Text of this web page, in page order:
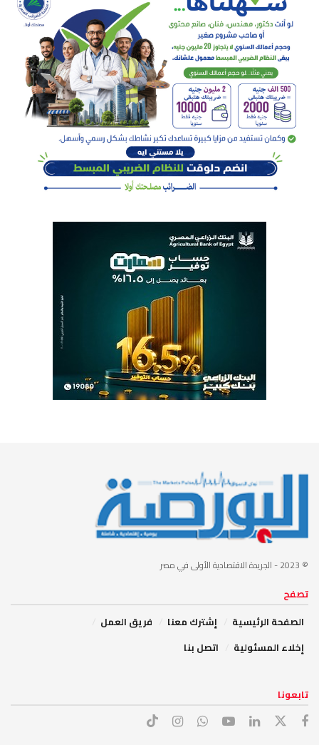
© 2023 - الجريدة الاقتصادية الأولى في مصر
تصفح
الصفحة الرئيسية
إشترك معنا
فريق العمل
إخلاء المسئولية
اتصل بنا
تابعونا